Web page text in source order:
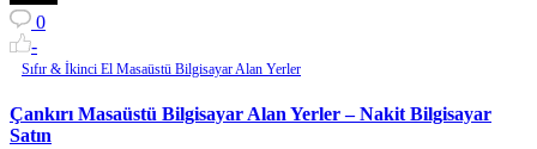
0
-
Sıfır & İkinci El Masaüstü Bilgisayar Alan Yerler
Çankırı Masaüstü Bilgisayar Alan Yerler – Nakit Bilgisayar
Satın